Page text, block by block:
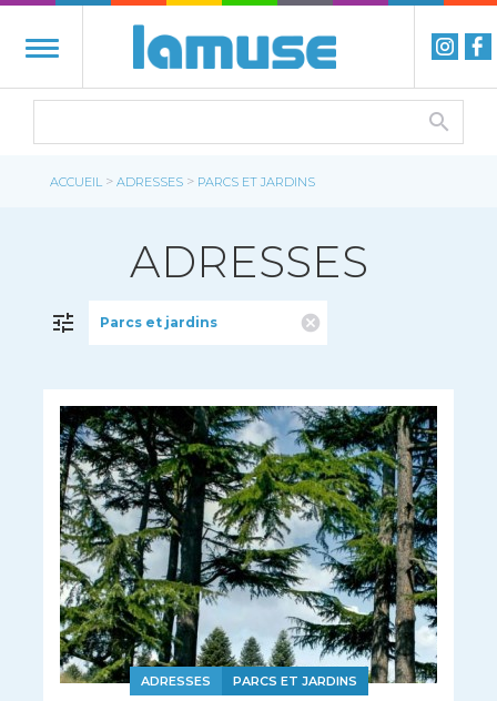
ACCUEIL > ADRESSES > PARCS ET JARDINS
ADRESSES
Parcs et jardins
ADRESSES PARCS ET JARDINS